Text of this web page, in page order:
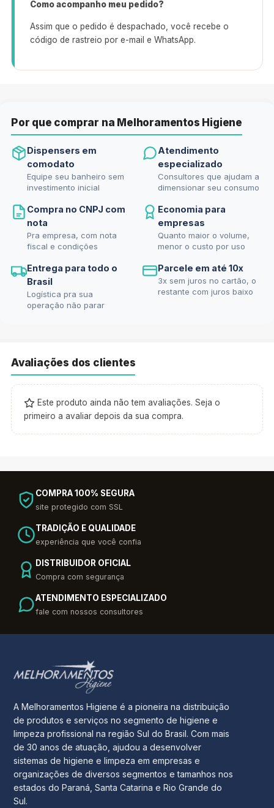
Como acompanho meu pedido?
Assim que o pedido é despachado, você recebe o
código de rastreio por e-mail e WhatsApp.
Por que comprar na Melhoramentos Higiene
Dispensers em
comodato
Equipe seu banheiro sem
investimento inicial
Atendimento
especializado
Consultores que ajudam a
dimensionar seu consumo
Compra no CNPJ com
nota
Pra empresa, com nota
fiscal e condições
Economia para
empresas
Quanto maior o volume,
menor o custo por uso
Entrega para todo o
Brasil
Logística pra sua
operação não parar
Parcele em até 10x
3x sem juros no cartão, o
restante com juros baixo
Avaliações dos clientes
Este produto ainda não tem avaliações. Seja o
primeiro a avaliar depois da sua compra.
COMPRA 100% SEGURA
site protegido com SSL
TRADIÇÃO E QUALIDADE
experiência que você confia
DISTRIBUIDOR OFICIAL
Compra com segurança
ATENDIMENTO ESPECIALIZADO
fale com nossos consultores
A Melhoramentos Higiene é a pioneira na distribuição
de produtos e serviços no segmento de higiene e
limpeza profissional na região Sul do Brasil. Com mais
de 30 anos de atuação, ajudou a desenvolver
sistemas de higiene e limpeza em empresas e
organizações de diversos segmentos e tamanhos nos
estados do Paraná, Santa Catarina e Rio Grande do
Sul.